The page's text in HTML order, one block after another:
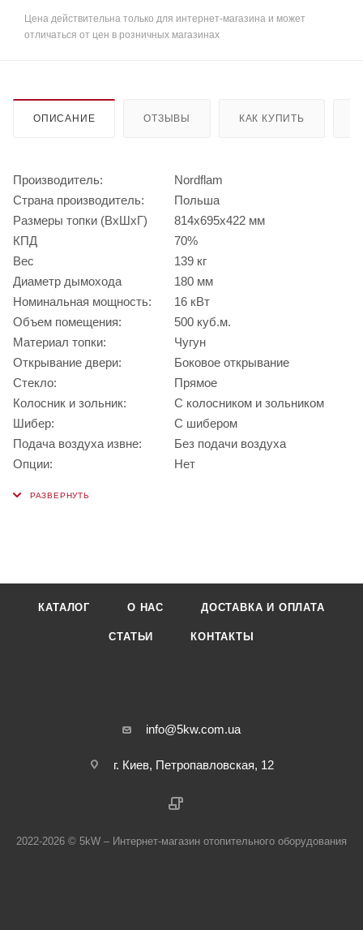
Цена действительна только для интернет-магазина и может
отличаться от цен в розничных магазинах
ОПИСАНИЕ ОТЗЫВЫ КАК КУПИТЬ
Производитель:
Nordflam
Страна производитель:
Польша
Размеры топки (ВхШхГ)
814х695х422 мм
КПД
70%
Вес
139 кг
Диаметр дымохода
180 мм
Номинальная мощность:
16 кВт
Объем помещения:
500 куб.м.
Материал топки:
Чугун
Открывание двери:
Боковое открывание
Стекло:
Прямое
Колосник и зольник:
С колосником и зольником
Шибер:
С шибером
Подача воздуха извне:
Без подачи воздуха
Опции:
Нет
КАТАЛОГ О НАС ДОСТАВКА И ОПЛАТА
СТАТЬИ КОНТАКТЫ
info@5kw.com.ua
г. Киев, Петропавловская, 12
2022-2026 © 5kW – Интернет-магазин отопительного оборудования